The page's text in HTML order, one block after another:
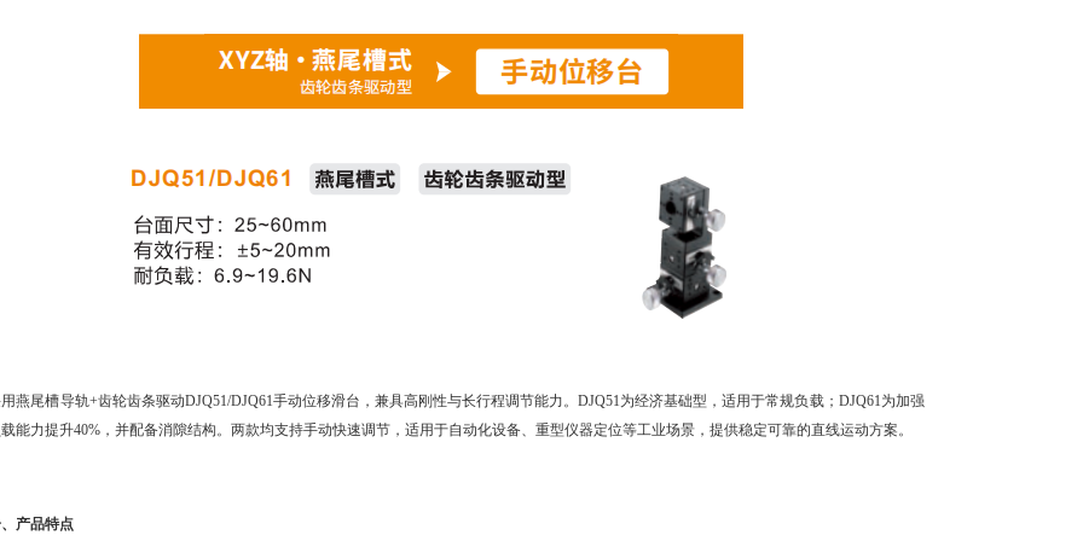
燕尾槽导轨+齿轮齿条驱动DJQ51/DJQ61手动位移滑台，兼具高刚性与长行程调节能力。DJQ51为经济基础型，适用于常规负载；DJQ61为加强
能力提升40%，并配备消隙结构。两款均支持手动快速调节，适用于自动化设备、重型仪器定位等工业场景，提供稳定可靠的直线运动方案。
产品特点